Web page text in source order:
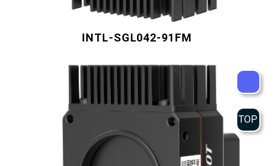
INTL-SGL042-91FM
TOP